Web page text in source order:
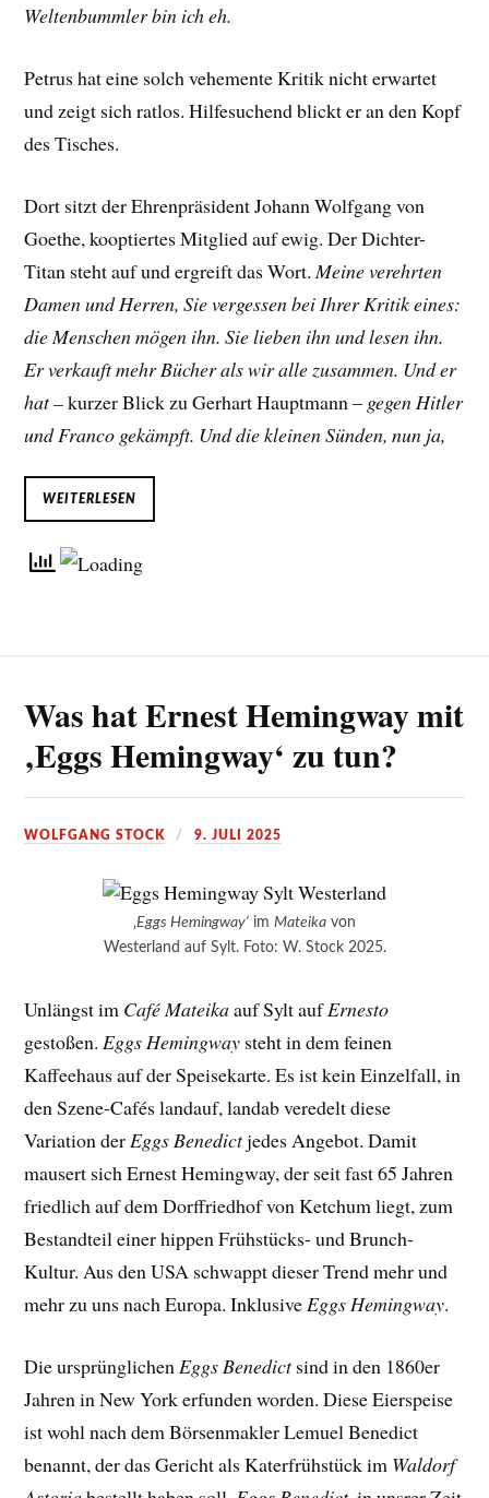
Weltenbummler bin ich eh.
Petrus hat eine solch vehemente Kritik nicht erwartet
und zeigt sich ratlos. Hilfesuchend blickt er an den Kopf
des Tisches.
Dort sitzt der Ehrenpräsident Johann Wolfgang von
Goethe, kooptiertes Mitglied auf ewig. Der Dichter-
Titan steht auf und ergreift das Wort. Meine verehrten
Damen und Herren, Sie vergessen bei Ihrer Kritik eines:
die Menschen mögen ihn. Sie lieben ihn und lesen ihn.
Er verkauft mehr Bücher als wir alle zusammen. Und er
hat –kurzer Blick zu Gerhart Hauptmann – gegen Hitler
und Franco gekämpft. Und die kleinen Sünden, nun ja,
WEITERLESEN
Was hat Ernest Hemingway mit
‚Eggs Hemingway‘ zu tun?
WOLFGANG STOCK 9. JULI 2025
‚Eggs Hemingway‘ im Mateika von
Westerland auf Sylt. Foto: W. Stock 2025.
Unlängst im Café Mateikaauf Sylt aufErnesto
gestoßen.Eggs Hemingway steht in dem feinen
Kaffeehaus auf der Speisekarte. Es ist kein Einzelfall, in
den Szene-Cafés landauf, landab veredelt diese
Variation derEggs Benedictjedes Angebot. Damit
mausert sich Ernest Hemingway, der seit fast 65 Jahren
friedlich auf dem Dorffriedhof von Ketchum liegt, zum
Bestandteil einer hippen Frühstücks- und Brunch-
Kultur. Aus den USA schwappt dieser Trend mehr und
mehr zu uns nach Europa. InklusiveEggs Hemingway.
Die ursprünglichenEggs Benedictsind in den 1860er
Jahren in New York erfunden worden. Diese Eierspeise
ist wohl nach dem Börsenmakler Lemuel Benedict
benannt, der das Gericht als Katerfrühstück im Waldorf